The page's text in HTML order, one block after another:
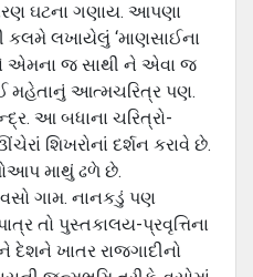
ઘટના ગણાય. આપણા
કલમે લખાયેલું ‘માણસાઈના
એમના જ સાથી ને એવા જ
મહેતાનું આત્મચરિત્ર પણ.
આ બધાના ચરિત્રો-
શિખરોનાં દર્શન કરાવે છે.
માથું ઢળે છે.
ગામ. નાનકડું પણ
તો પુસ્તકાલય-પ્રવૃત્તિના
ખાતર રાજગાદીનો